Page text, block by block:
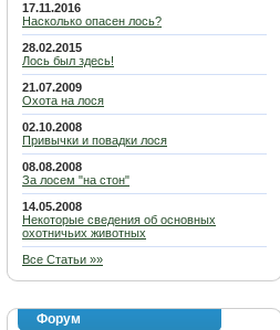
17.11.2016
Насколько опасен лось?
28.02.2015
Лось был здесь!
21.07.2009
Охота на лося
02.10.2008
Привычки и повадки лося
08.08.2008
За лосем "на стон"
14.05.2008
Некоторые сведения об основных
охотничьих животных
Все Статьи »»
Форум